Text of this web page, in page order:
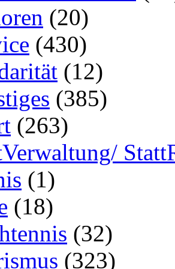
(20)
(430)
(12)
(385)
(263)
(1)
(18)
(32)
(323)